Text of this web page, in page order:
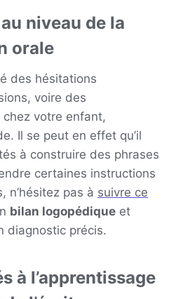
niveau de la
orale
des hésitations
voire des
votre enfant,
Il se peut en effet qu’il
à construire des phrases
certaines instructions
n’hésitez pas à suivre ce
bilan logopédique et
diagnostic précis.
à l’apprentissage